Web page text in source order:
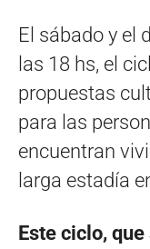
El sábado y el
las 18 hs, el
propuestas
para las
encuentran
larga estadía
Este ciclo,